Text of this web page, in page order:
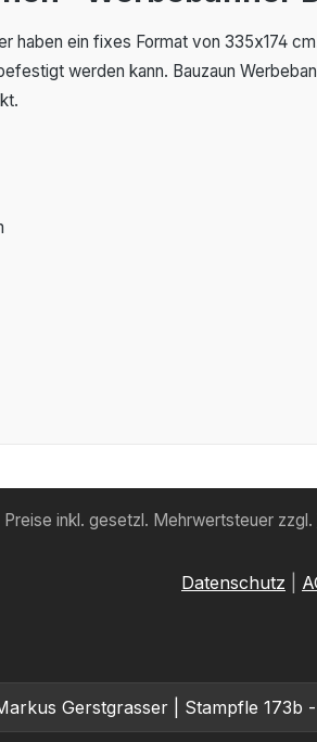
haben ein fixes Format von 335x174
werden kann. Bauzaun
Preise inkl. gesetzl. Mehrwertsteuer zzgl.
Datenschutz
Gerstgrasser | Stampfle